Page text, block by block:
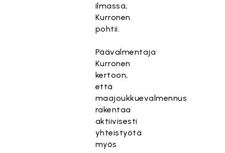
ilmassa,
Kurronen
pohtii.
Päävalmentaja
Kurronen
kertoon,
että
maajoukkuevalmennus
rakentaa
aktiivisesti
yhteistyötä
myös